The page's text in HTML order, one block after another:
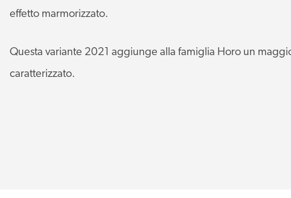
effetto marmorizzato.
Questa variante 2021 aggiunge alla famiglia Horo un
caratterizzato.